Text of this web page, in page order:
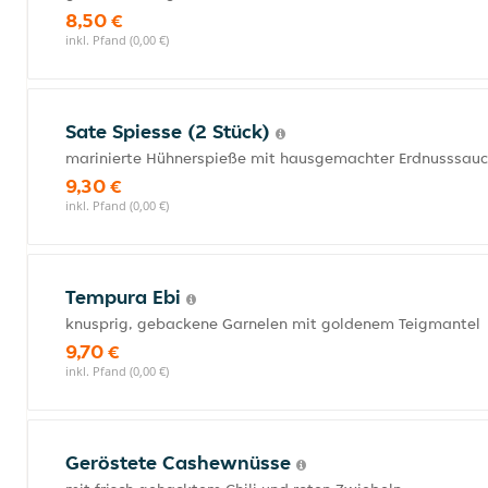
8,50 €
inkl. Pfand (0,00 €)
Sate Spiesse (2 Stück)
marinierte Hühnerspieße mit hausgemachter
9,30 €
inkl. Pfand (0,00 €)
Tempura Ebi
knusprig, gebackene Garnelen mit goldenem Teigmantel
9,70 €
inkl. Pfand (0,00 €)
Geröstete Cashewnüsse